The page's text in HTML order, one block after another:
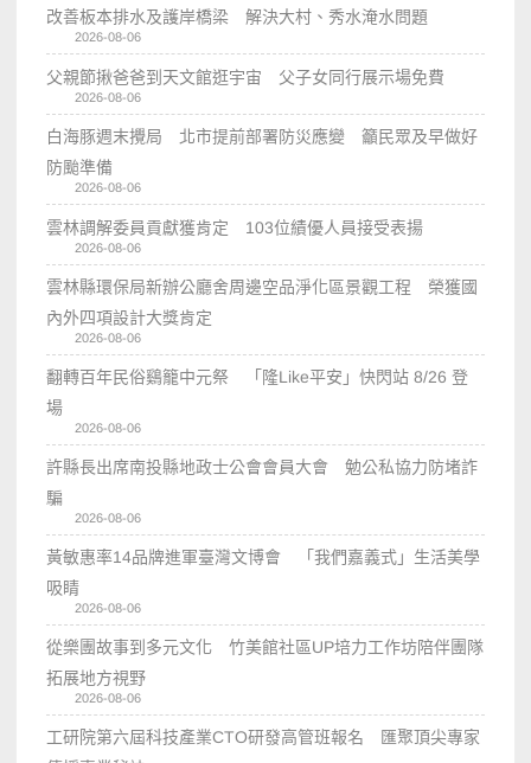
改善板本排水及護岸橋梁 解決大村、秀水淹水問題
2026-08-06
父親節揪爸爸到天文館逛宇宙 父子女同行展示場免費
2026-08-06
白海豚週末攪局 北市提前部署防災應變 籲民眾及早做好
防颱準備
2026-08-06
雲林調解委員貢獻獲肯定 103位績優人員接受表揚
2026-08-06
雲林縣環保局新辦公廳舍周邊空品淨化區景觀工程 榮獲國
內外四項設計大獎肯定
2026-08-06
翻轉百年民俗鷄籠中元祭 「隆Like平安」快閃站 8/26 登
場
2026-08-06
許縣長出席南投縣地政士公會會員大會 勉公私協力防堵詐
騙
2026-08-06
黃敏惠率14品牌進軍臺灣文博會 「我們嘉義式」生活美學
吸睛
2026-08-06
從樂團故事到多元文化 竹美館社區UP培力工作坊陪伴團隊
拓展地方視野
2026-08-06
工研院第六屆科技產業CTO研發高管班報名 匯聚頂尖專家